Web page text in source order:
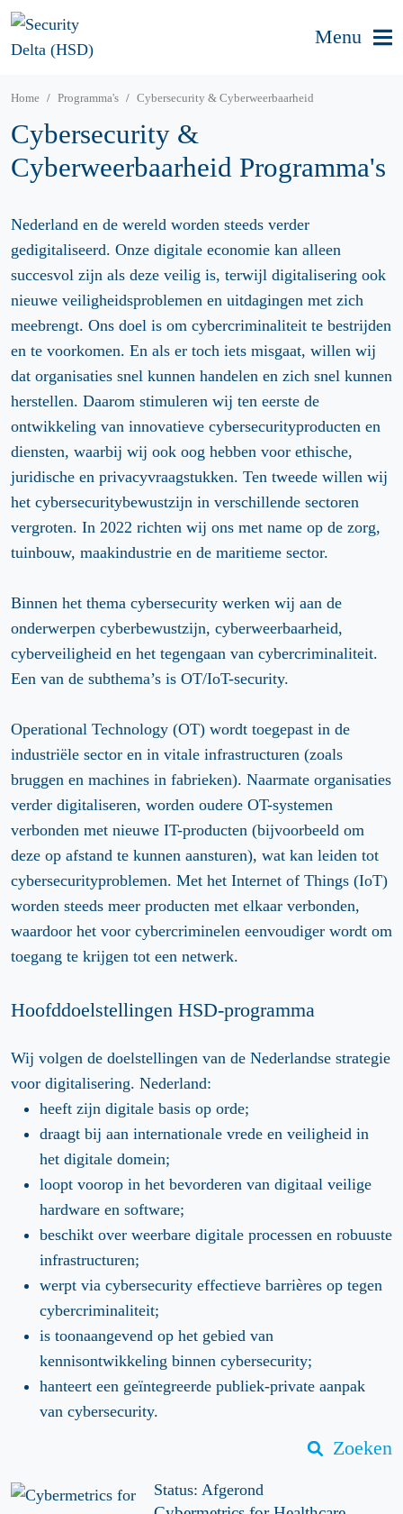
Menu
Home Programma's Cybersecurity & Cyberweerbaarheid
Cybersecurity &
Cyberweerbaarheid Programma's
Nederland en de wereld worden steeds verder
gedigitaliseerd. Onze digitale economie kan alleen
succesvol zijn als deze veilig is, terwijl digitalisering ook
nieuwe veiligheidsproblemen en uitdagingen met zich
meebrengt. Ons doel is om cybercriminaliteit te bestrijden
en te voorkomen. En als er toch iets misgaat, willen wij
dat organisaties snel kunnen handelen en zich snel kunnen
herstellen. Daarom stimuleren wij ten eerste de
ontwikkeling van innovatieve cybersecurityproducten en
diensten, waarbij wij ook oog hebben voor ethische,
juridische en privacyvraagstukken. Ten tweede willen wij
het cybersecuritybewustzijn in verschillende sectoren
vergroten. In 2022 richten wij ons met name op de zorg,
tuinbouw, maakindustrie en de maritieme sector.
Binnen het thema cybersecurity werken wij aan de
onderwerpen cyberbewustzijn, cyberweerbaarheid,
cyberveiligheid en het tegengaan van cybercriminaliteit.
Een van de subthema’s is OT/IoT-security.
Operational Technology (OT) wordt toegepast in de
industriële sector en in vitale infrastructuren (zoals
bruggen en machines in fabrieken). Naarmate organisaties
verder digitaliseren, worden oudere OT-systemen
verbonden met nieuwe IT-producten (bijvoorbeeld om
deze op afstand te kunnen aansturen), wat kan leiden tot
cybersecurityproblemen. Met het Internet of Things (IoT)
worden steeds meer producten met elkaar verbonden,
waardoor het voor cybercriminelen eenvoudiger wordt om
toegang te krijgen tot een netwerk.
Hoofddoelstellingen HSD-programma
Wij volgen de doelstellingen van de Nederlandse strategie
voor digitalisering. Nederland:
heeft zijn digitale basis op orde;
draagt bij aan internationale vrede en veiligheid in
het digitale domein;
loopt voorop in het bevorderen van digitaal veilige
hardware en software;
beschikt over weerbare digitale processen en robuuste
infrastructuren;
werpt via cybersecurity effectieve barrières op tegen
cybercriminaliteit;
is toonaangevend op het gebied van
kennisontwikkeling binnen cybersecurity;
hanteert een geïntegreerde publiek-private aanpak
van cybersecurity.
Zoeken
Status: Afgerond